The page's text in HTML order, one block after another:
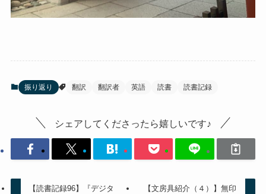
振り返り 翻訳 翻訳者 英語 読書 読書記録
シェアしてくださったら嬉しいです♪
【読書記録96】『デジタ
【文房具紹介（４）】無印